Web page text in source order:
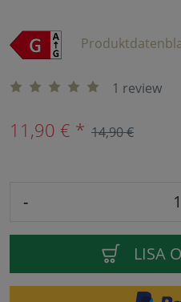
1 review
11,90 € * 14,90 €
-
LISA